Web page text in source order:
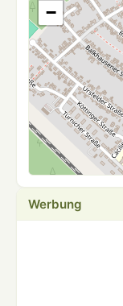
−
Werbung